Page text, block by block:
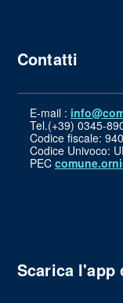
Contatti
E-mail :
Tel.(+39) 0345-
Codice fiscale:
Codice Univoco:
PEC
Scarica l'app